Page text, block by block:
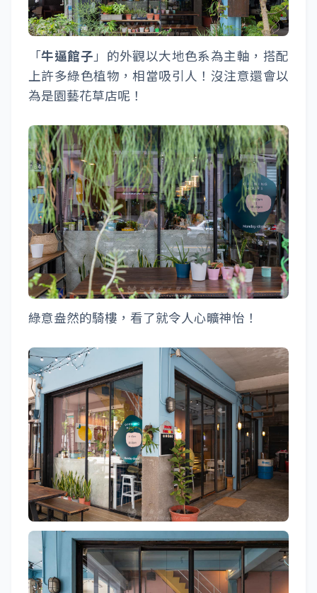
「牛逼館子 」的外觀以大地色系為主軸，搭配
上許多綠色植物，相當吸引人！沒注意還會以
為是園藝花草店呢！
綠意盎然的騎樓，看了就令人心曠神怡！